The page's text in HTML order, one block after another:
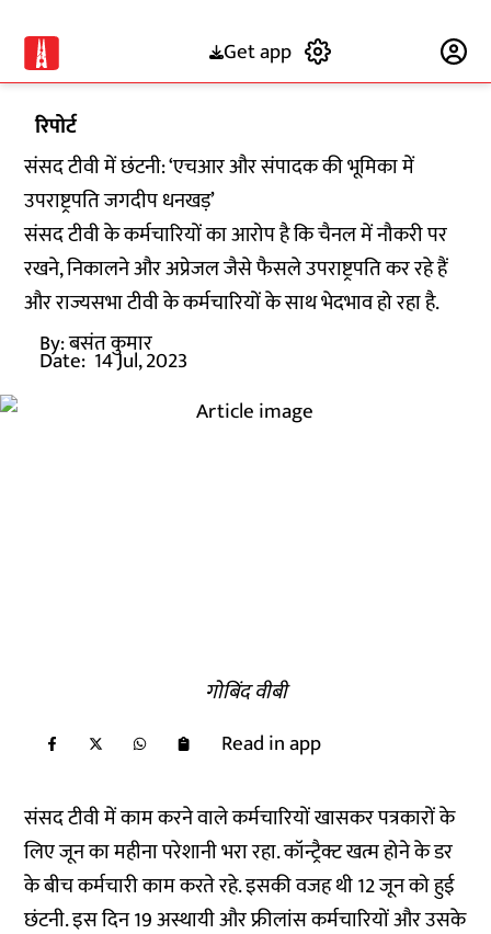
Get app
रिपोर्ट
संसद टीवी में छंटनी: ‘एचआर और संपादक की भूमिका में
उपराष्ट्रपति जगदीप धनखड़’
संसद टीवी के कर्मचारियों का आरोप है कि चैनल में नौकरी पर
रखने, निकालने और अप्रेजल जैसे फैसले उपराष्ट्रपति कर रहे हैं
और राज्यसभा टीवी के कर्मचारियों के साथ भेदभाव हो रहा है.
By:बसंत कुमार
Date: 14 Jul, 2023
गोबिंद वीबी
Read in app
संसद टीवी में काम करने वाले कर्मचारियों खासकर पत्रकारों के
लिए जून का महीना परेशानी भरा रहा. कॉन्ट्रैक्ट खत्म होने के डर
के बीच कर्मचारी काम करते रहे. इसकी वजह थी 12 जून को हुई
छंटनी. इस दिन 19 अस्थायी और फ्रीलांस कर्मचारियों और उसके